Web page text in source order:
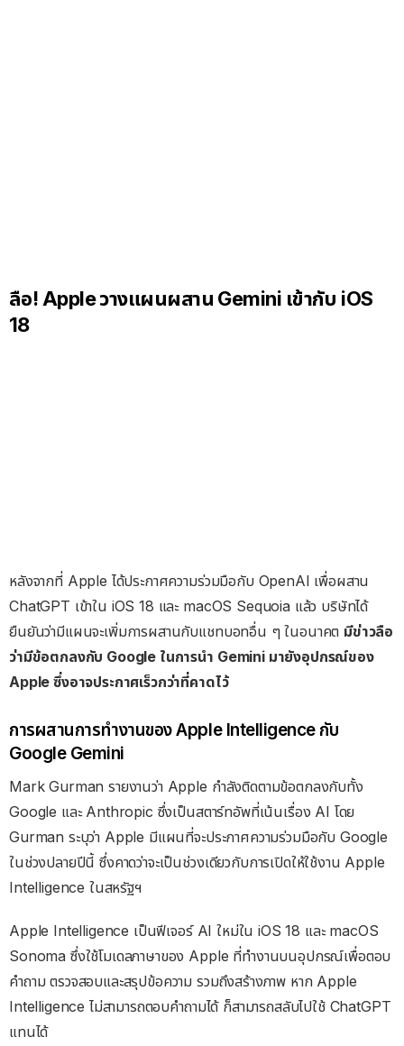
ลือ! Apple วางแผนผสาน Gemini เข้ากับ iOS
18
หลังจากที่ Apple ได้ประกาศความร่วมมือกับ OpenAI เพื่อผสาน
ChatGPT เข้าใน iOS 18 และ macOS Sequoia แล้ว บริษัทได้
ยืนยันว่ามีแผนจะเพิ่มการผสานกับแชทบอทอื่น ๆ ในอนาคต มีข่าวลือ
ว่ามีข้อตกลงกับ Google ในการนำ Gemini มายังอุปกรณ์ของ
Apple ซึ่งอาจประกาศเร็วกว่าที่คาดไว้
การผสานการทำงานของ Apple Intelligence กับ
Google Gemini
Mark Gurman รายงานว่า Apple กำลังติดตามข้อตกลงกับทั้ง
Google และ Anthropic ซึ่งเป็นสตาร์ทอัพที่เน้นเรื่อง AI โดย
Gurman ระบุว่า Apple มีแผนที่จะประกาศความร่วมมือกับ Google
ในช่วงปลายปีนี้ ซึ่งคาดว่าจะเป็นช่วงเดียวกับการเปิดให้ใช้งาน Apple
Intelligence ในสหรัฐฯ
Apple Intelligence เป็นฟีเจอร์ AI ใหม่ใน iOS 18 และ macOS
Sonoma ซึ่งใช้โมเดลภาษาของ Apple ที่ทำงานบนอุปกรณ์เพื่อตอบ
คำถาม ตรวจสอบและสรุปข้อความ รวมถึงสร้างภาพ หาก Apple
Intelligence ไม่สามารถตอบคำถามได้ ก็สามารถสลับไปใช้ ChatGPT
แทนได้